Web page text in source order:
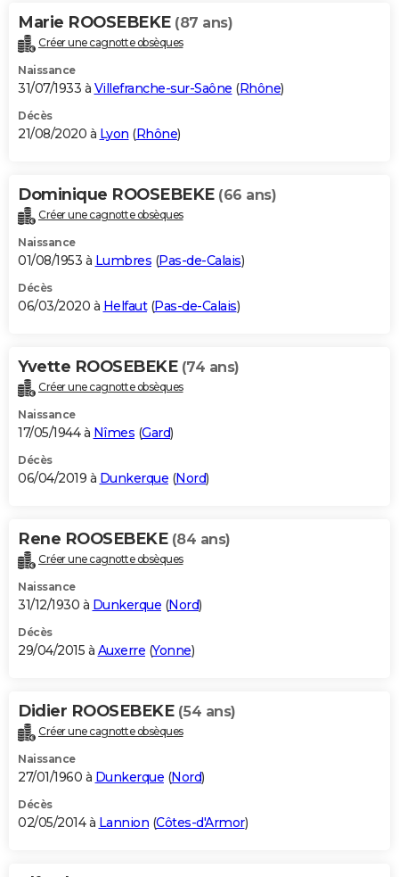
Marie ROOSEBEKE (87 ans)
Créer une cagnotte obsèques
Naissance
31/07/1933 à Villefranche-sur-Saône (Rhône)
Décès
21/08/2020 à Lyon (Rhône)
Dominique ROOSEBEKE (66 ans)
Créer une cagnotte obsèques
Naissance
01/08/1953 à Lumbres (Pas-de-Calais)
Décès
06/03/2020 à Helfaut(Pas-de-Calais)
Yvette ROOSEBEKE (74 ans)
Créer une cagnotte obsèques
Naissance
17/05/1944 à Nîmes (Gard)
Décès
06/04/2019 à Dunkerque (Nord)
Rene ROOSEBEKE (84 ans)
Créer une cagnotte obsèques
Naissance
31/12/1930 à Dunkerque (Nord)
Décès
29/04/2015 à Auxerre (Yonne)
Didier ROOSEBEKE (54 ans)
Créer une cagnotte obsèques
Naissance
27/01/1960 à Dunkerque (Nord)
Décès
02/05/2014 à Lannion (Côtes-d'Armor)